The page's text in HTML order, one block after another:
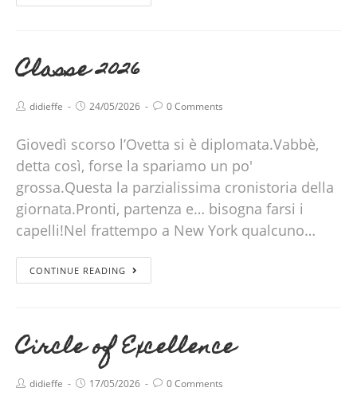
Classe 2026
didieffe 24/05/2026 0 Comments
Giovedì scorso l’Ovetta si è diplomata.Vabbè,
detta così, forse la spariamo un po'
grossa.Questa la parzialissima cronistoria della
giornata.Pronti, partenza e… bisogna farsi i
capelli!Nel frattempo a New York qualcuno…
CONTINUE READING
Circle of Excellence
didieffe 17/05/2026 0 Comments